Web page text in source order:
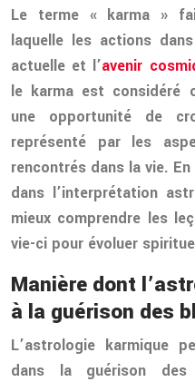
Le terme « karma »
laquelle les actions
actuelle et l’avenir
le karma est considéré
une opportunité de
représenté par les
rencontrés dans la vie.
dans l’interprétation
mieux comprendre les
vie-ci pour évoluer
Manière dont
à la guérison des
L’astrologie karmique
dans la guérison